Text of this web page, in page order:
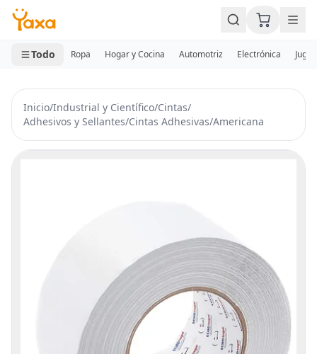
MINI CARRITO
0 productos
Todo Ropa Hogar y Cocina Automotriz Electrónica
Inicio/Industrial y Científico/Cintas/
Adhesivos y Sellantes/Cintas Adhesivas/Americana